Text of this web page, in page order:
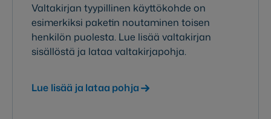
Valtakirjan tyypillinen käyttökohde on
esimerkiksi paketin noutaminen toisen
henkilön puolesta. Lue lisää valtakirjan
sisällöstä ja lataa valtakirjapohja.
Lue lisää ja lataa pohja